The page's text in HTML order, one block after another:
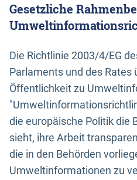
Gesetzliche
Die Richtlinie 2003/4/EG
Parlaments und des Rates
Öffentlichkeit zu
die europäische Politik die
sieht, ihre Arbeit
die in den Behörden
Umweltinformationen zu